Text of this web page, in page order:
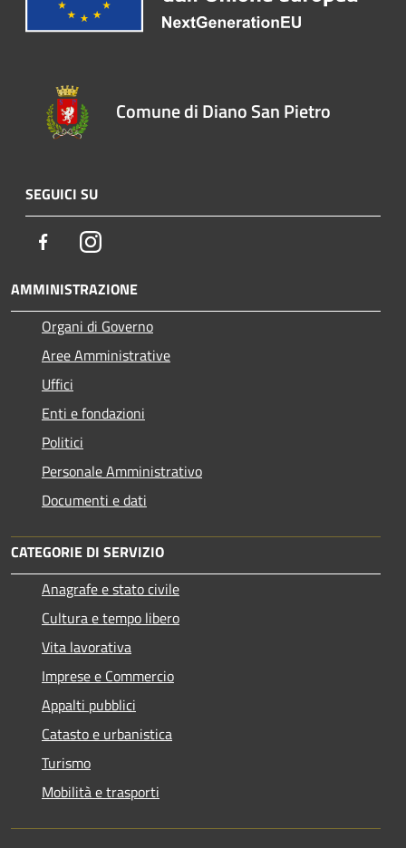
Comune di Diano San Pietro
SEGUICI SU
FacebookInstagram
AMMINISTRAZIONE
Organi di Governo
Aree Amministrative
Uffici
Enti e fondazioni
Politici
Personale Amministrativo
Documenti e dati
CATEGORIE DI SERVIZIO
Anagrafe e stato civile
Cultura e tempo libero
Vita lavorativa
Imprese e Commercio
Appalti pubblici
Catasto e urbanistica
Turismo
Mobilità e trasporti